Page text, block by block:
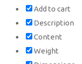
Add to cart
Description
Content
Weight